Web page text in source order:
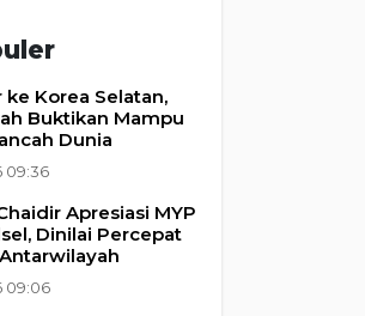
ke Korea Selatan,
Buktikan Mampu
Dunia
09:36
Apresiasi MYP
Dinilai Percepat
09:06